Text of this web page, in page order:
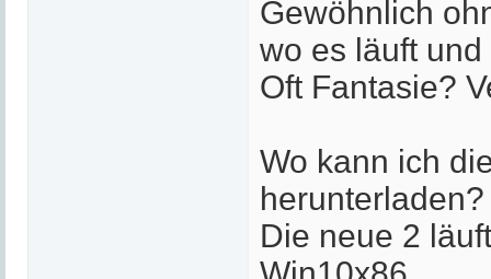
Gewöhnlich
wo es läuft
Oft Fantasie?
Wo kann ich
herunterladen?
Die neue 2